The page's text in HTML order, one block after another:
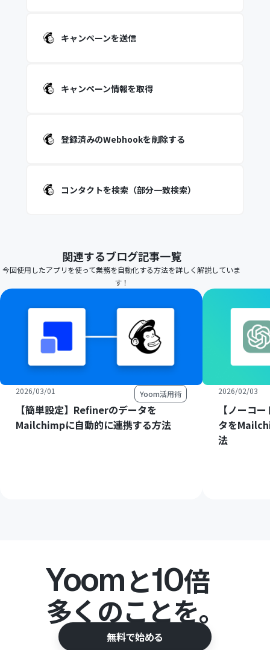
キャンペーンを送信
キャンペーン情報を取得
登録済みのWebhookを削除する
コンタクトを検索（部分一致検索）
関連するブログ記事一覧
今回使用したアプリを使って業務を自動化する方法を詳しく解説していま
す！
2026/03/01 Yoom活用術
【簡単設定】Refinerのデータを
Mailchimpに自動的に連携する方法
2026/02/03
【ノーコ
タを
法
Yoomと10倍
多くのことを。
無料で始める